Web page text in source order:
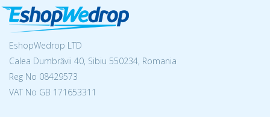
EshopWedrop LTD
Calea Dumbrăvii 40, Sibiu 550234, Romania
Reg No 08429573
VAT No GB 171653311